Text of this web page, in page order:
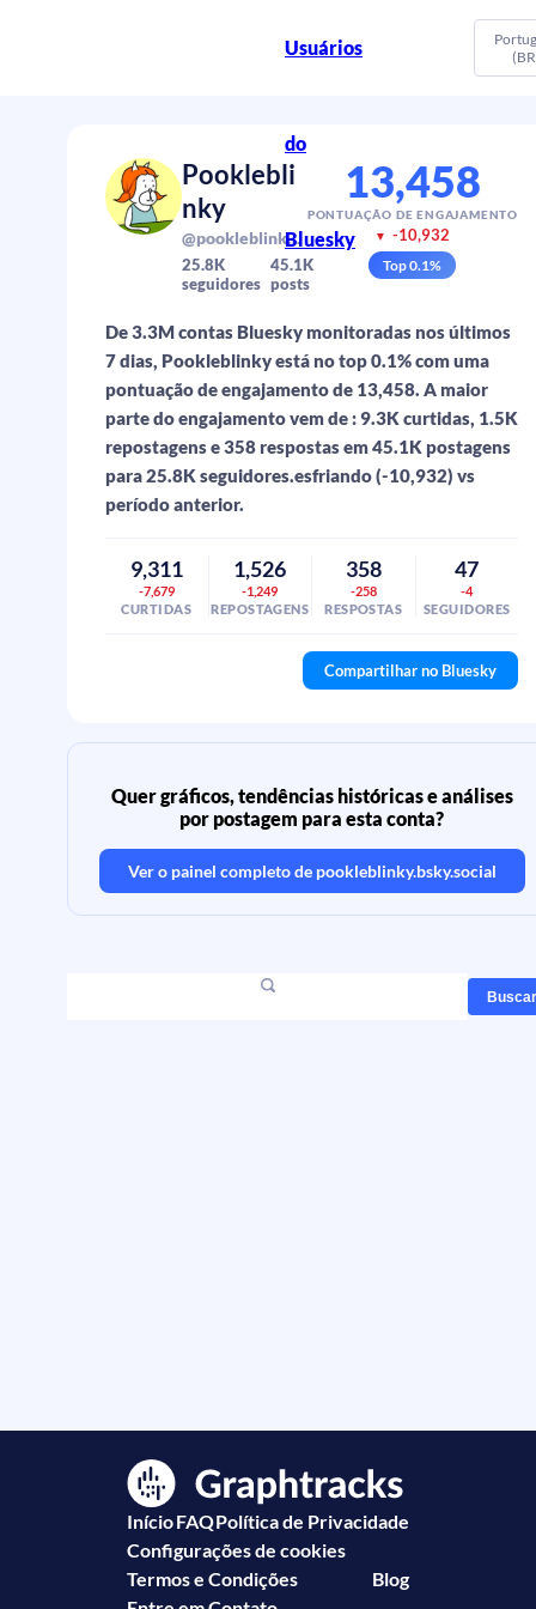
Usuários
do
Bluesky
Pooklebli
nky
@pookleblinky.bsky.social
25.8K
seguidores
45.1K
posts
13,458
PONTUAÇÃO DE ENGAJAMENTO
▼ -10,932
Top0.1%
De 3.3M contas Bluesky monitoradas nos últimos
7 dias, Pookleblinky está no top 0.1% com uma
pontuação de engajamento de 13,458. A maior
parte do engajamento vem de : 9.3K curtidas, 1.5K
repostagens e 358 respostas em 45.1K postagens
para 25.8K seguidores.esfriando (-10,932) vs
período anterior.
9,311
-7,679
CURTIDAS
1,526
-1,249
REPOSTAGENS
358
-258
RESPOSTAS
47
-4
SEGUIDORES
Compartilhar no Bluesky
Quer gráficos, tendências históricas e análises
por postagem para esta conta?
Ver o painel completo de pookleblinky.bsky.social
Buscar
InícioFAQPolítica de Privacidade
Configurações de cookies
Termos e Condições
Blog